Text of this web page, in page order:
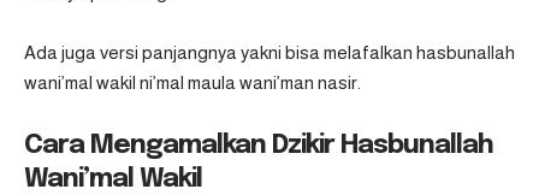
Ada juga versi panjangnya yakni bisa melafalkan hasbunallah
wani’mal wakil ni’mal maula wani’man nasir.
Cara Mengamalkan Dzikir Hasbunallah
Wani’mal Wakil